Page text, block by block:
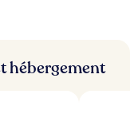
hébergement